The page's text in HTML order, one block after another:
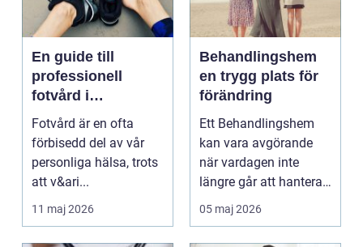
En guide till
professionell
fotvård i
Helsingborg
Fotvård är en ofta
förbisedd del av vår
personliga hälsa, trots
att v&ari...
11 maj 2026
Behandlingshem
en trygg plats för
förändring
Ett Behandlingshem
kan vara avgörande
när vardagen inte
längre går att hantera
på egen hand. För
mån...
05 maj 2026